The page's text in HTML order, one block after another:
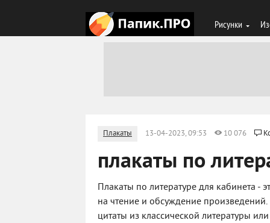
Рисунки
Плакаты 13-04-2023, 09:53 10 076
плакаты по
Плакаты по литературе для кабинета -
на чтение и обсуждение
цитаты из классической литературы